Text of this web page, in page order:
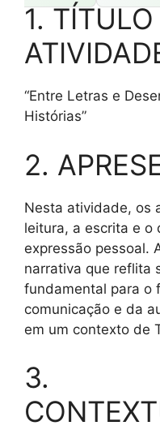
1.
“Entre Letras e
Histórias”
2.
Nesta atividade, os
leitura, a escrita e o
expressão pessoal.
narrativa que reflita
fundamental para o
comunicação e da
em um contexto de
3.